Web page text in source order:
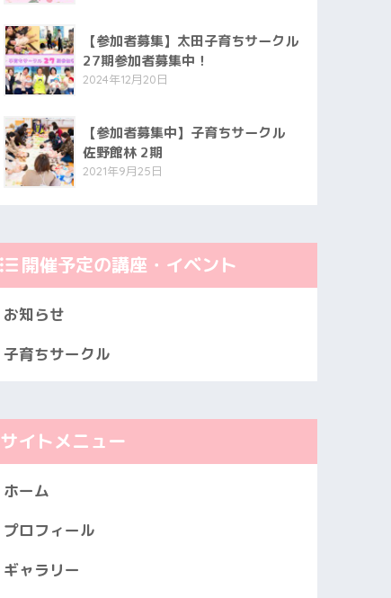
【参加者募集】太田子育ちサークル
27期参加者募集中！
2024年12月20日
【参加者募集中】子育ちサークル
佐野館林 2期
2021年9月25日
開催予定の講座・イベント
お知らせ
子育ちサークル
サイトメニュー
ホーム
プロフィール
ギャラリー